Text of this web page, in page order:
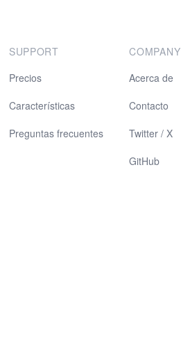
SUPPORT
Precios
Características
Preguntas frecuentes
COMPANY
Acerca de
Contacto
Twitter / X
GitHub